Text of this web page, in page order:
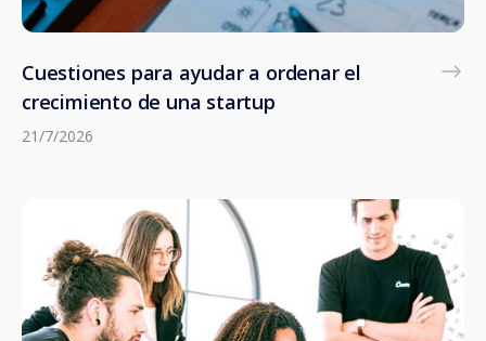
Cuestiones para ayudar a ordenar el
crecimiento de una startup
21/7/2026